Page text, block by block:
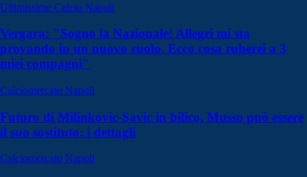
Ultimissime Calcio Napoli
Vergara: "Sogno la Nazionale! Allegri mi sta
provando in un nuovo ruolo. Ecco cosa ruberei a 3
miei compagni"
Calciomercato Napoli
Futuro di Milinkovic-Savic in bilico, Musso può essere
il suo sostituto: i dettagli
Calciomercato Napoli